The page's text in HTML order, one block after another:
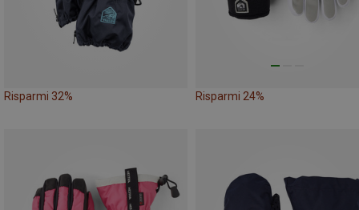
Risparmi 32% Risparmi 24%